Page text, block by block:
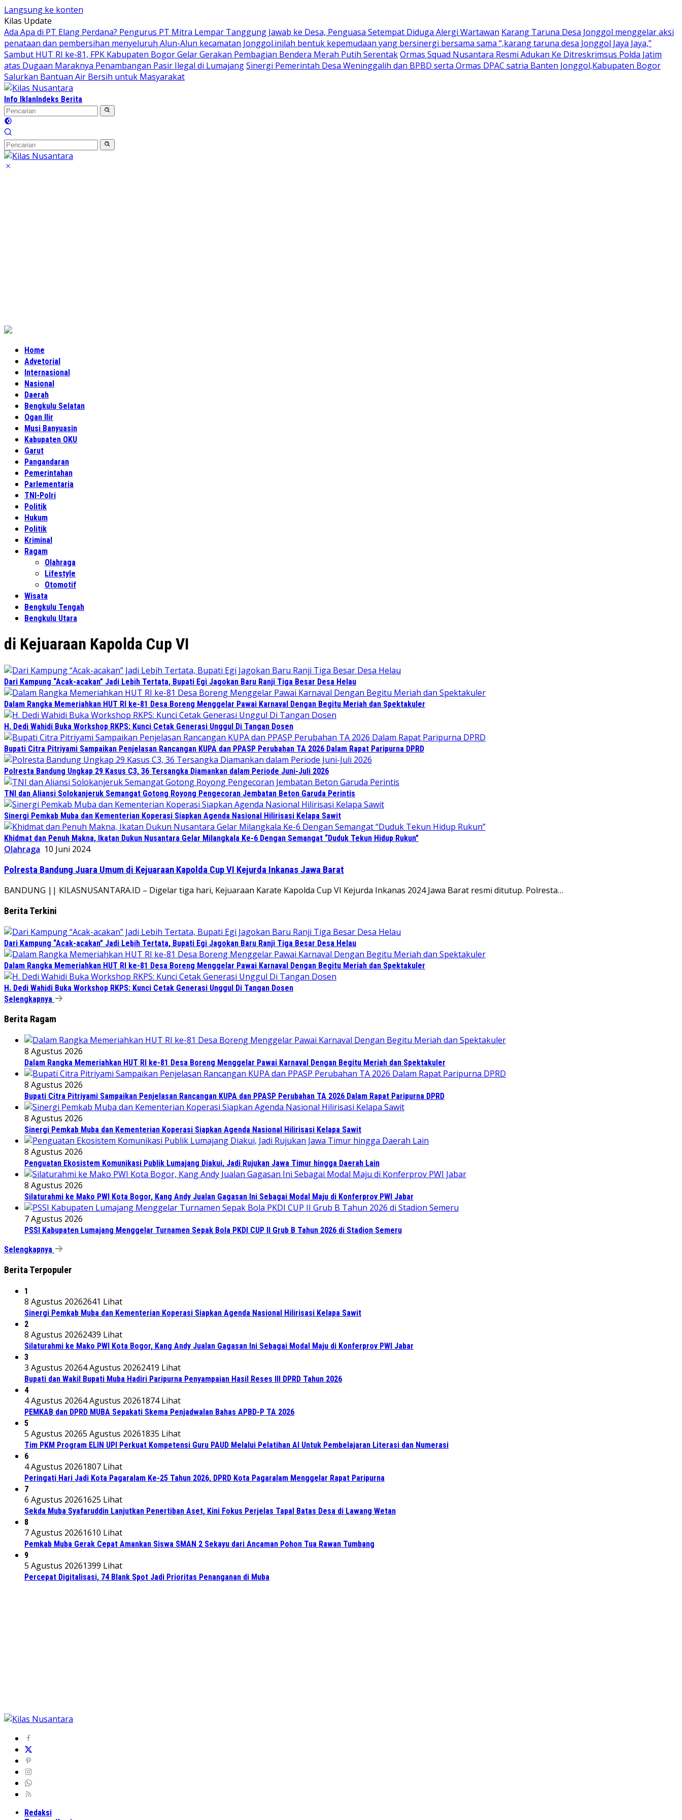
Langsung ke konten
Kilas Update
Ada Apa di PT Elang Perdana? Pengurus PT Mitra Lempar Tanggung Jawab ke Desa, Penguasa Setempat Diduga Alergi Wartawan Karang Taruna Desa Jonggol menggelar aksi
penataan dan pembersihan menyeluruh Alun-Alun kecamatan Jonggol.inilah bentuk kepemudaan yang bersinergi bersama sama “,karang taruna desa Jonggol Jaya Jaya,”
Sambut HUT RI ke-81, FPK Kabupaten Bogor Gelar Gerakan Pembagian Bendera Merah Putih SerentakOrmas Squad Nusantara Resmi Adukan Ke Ditreskrimsus Polda Jatim
atas Dugaan Maraknya Penambangan Pasir Ilegal di LumajangSinergi Pemerintah Desa Weninggalih dan BPBD serta Ormas DPAC satria Banten Jonggol,Kabupaten Bogor
Salurkan Bantuan Air Bersih untuk Masyarakat
Info IklanIndeks Berita
Home
Advetorial
Internasional
Nasional
Daerah
Bengkulu Selatan
Ogan Ilir
Musi Banyuasin
Kabupaten OKU
Garut
Pangandaran
Pemerintahan
Parlementaria
TNI-Polri
Politik
Hukum
Politik
Kriminal
Ragam
Olahraga
Lifestyle
Otomotif
Wisata
Bengkulu Tengah
Bengkulu Utara
di Kejuaraan Kapolda Cup VI
Dari Kampung “Acak-acakan” Jadi Lebih Tertata, Bupati Egi Jagokan Baru Ranji Tiga Besar Desa Helau
Dalam Rangka Memeriahkan HUT RI ke-81 Desa Boreng Menggelar Pawai Karnaval Dengan Begitu Meriah dan Spektakuler
H. Dedi Wahidi Buka Workshop RKPS: Kunci Cetak Generasi Unggul Di Tangan Dosen
Bupati Citra Pitriyami Sampaikan Penjelasan Rancangan KUPA dan PPASP Perubahan TA 2026 Dalam Rapat Paripurna DPRD
Polresta Bandung Ungkap 29 Kasus C3, 36 Tersangka Diamankan dalam Periode Juni-Juli 2026
TNI dan Aliansi Solokanjeruk Semangat Gotong Royong Pengecoran Jembatan Beton Garuda Perintis
Sinergi Pemkab Muba dan Kementerian Koperasi Siapkan Agenda Nasional Hilirisasi Kelapa Sawit
Khidmat dan Penuh Makna, Ikatan Dukun Nusantara Gelar Milangkala Ke-6 Dengan Semangat “Duduk Tekun Hidup Rukun”
Olahraga 10 Juni 2024
Polresta Bandung Juara Umum di Kejuaraan Kapolda Cup VI Kejurda Inkanas Jawa Barat
BANDUNG || KILASNUSANTARA.ID – Digelar tiga hari, Kejuaraan Karate Kapolda Cup VI Kejurda Inkanas 2024 Jawa Barat resmi ditutup. Polresta…
Berita Terkini
Dari Kampung “Acak-acakan” Jadi Lebih Tertata, Bupati Egi Jagokan Baru Ranji Tiga Besar Desa Helau
Dalam Rangka Memeriahkan HUT RI ke-81 Desa Boreng Menggelar Pawai Karnaval Dengan Begitu Meriah dan Spektakuler
H. Dedi Wahidi Buka Workshop RKPS: Kunci Cetak Generasi Unggul Di Tangan Dosen
Selengkapnya
Berita Ragam
8 Agustus 2026
Dalam Rangka Memeriahkan HUT RI ke-81 Desa Boreng Menggelar Pawai Karnaval Dengan Begitu Meriah dan Spektakuler
8 Agustus 2026
Bupati Citra Pitriyami Sampaikan Penjelasan Rancangan KUPA dan PPASP Perubahan TA 2026 Dalam Rapat Paripurna DPRD
8 Agustus 2026
Sinergi Pemkab Muba dan Kementerian Koperasi Siapkan Agenda Nasional Hilirisasi Kelapa Sawit
8 Agustus 2026
Penguatan Ekosistem Komunikasi Publik Lumajang Diakui, Jadi Rujukan Jawa Timur hingga Daerah Lain
8 Agustus 2026
Silaturahmi ke Mako PWI Kota Bogor, Kang Andy Jualan Gagasan Ini Sebagai Modal Maju di Konferprov PWI Jabar
7 Agustus 2026
PSSI Kabupaten Lumajang Menggelar Turnamen Sepak Bola PKDI CUP II Grub B Tahun 2026 di Stadion Semeru
Selengkapnya
Berita Terpopuler
1
8 Agustus 20262641 Lihat
Sinergi Pemkab Muba dan Kementerian Koperasi Siapkan Agenda Nasional Hilirisasi Kelapa Sawit
2
8 Agustus 20262439 Lihat
Silaturahmi ke Mako PWI Kota Bogor, Kang Andy Jualan Gagasan Ini Sebagai Modal Maju di Konferprov PWI Jabar
3
3 Agustus 20264 Agustus 20262419 Lihat
Bupati dan Wakil Bupati Muba Hadiri Paripurna Penyampaian Hasil Reses III DPRD Tahun 2026
4
4 Agustus 20264 Agustus 20261874 Lihat
PEMKAB dan DPRD MUBA Sepakati Skema Penjadwalan Bahas APBD-P TA 2026
5
5 Agustus 20265 Agustus 20261835 Lihat
Tim PKM Program ELIN UPI Perkuat Kompetensi Guru PAUD Melalui Pelatihan AI Untuk Pembelajaran Literasi dan Numerasi
6
4 Agustus 20261807 Lihat
Peringati Hari Jadi Kota Pagaralam Ke-25 Tahun 2026, DPRD Kota Pagaralam Menggelar Rapat Paripurna
7
6 Agustus 20261625 Lihat
Sekda Muba Syafaruddin Lanjutkan Penertiban Aset, Kini Fokus Perjelas Tapal Batas Desa di Lawang Wetan
8
7 Agustus 20261610 Lihat
Pemkab Muba Gerak Cepat Amankan Siswa SMAN 2 Sekayu dari Ancaman Pohon Tua Rawan Tumbang
9
5 Agustus 20261399 Lihat
Percepat Digitalisasi, 74 Blank Spot Jadi Prioritas Penanganan di Muba
Redaksi